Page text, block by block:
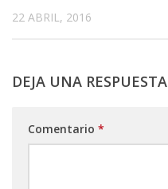
22 ABRIL, 2016
DEJA UNA RESPUESTA
Comentario *